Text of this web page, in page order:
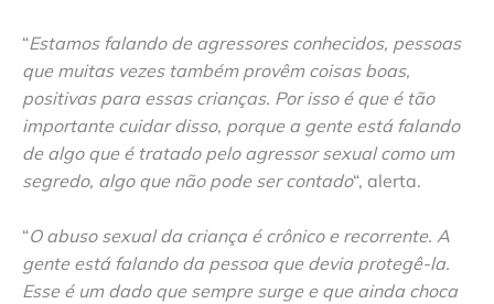
“Estamos falando de agressores conhecidos, pessoas
que muitas vezes também provêm coisas boas,
positivas para essas crianças. Por isso é que é tão
importante cuidar disso, porque a gente está falando
de algo que é tratado pelo agressor sexual como um
segredo, algo que não pode ser contado“, alerta.
“O abuso sexual da criança é crônico e recorrente. A
gente está falando da pessoa que devia protegê-la.
Esse é um dado que sempre surge e que ainda choca